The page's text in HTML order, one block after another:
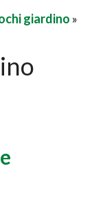
giardino »